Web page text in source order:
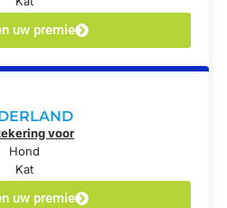
uw premie
voor
Hond
Kat
uw premie